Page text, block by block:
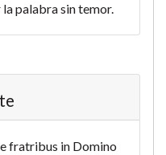
palabra sin temor.
fratribus in Domino